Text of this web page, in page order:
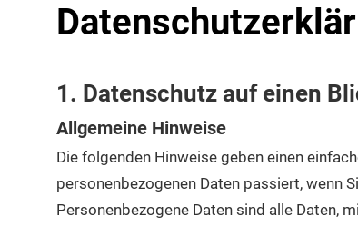
1. Datenschutz auf einen
Allgemeine Hinweise
Die folgenden Hinweise geben einen
personenbezogenen Daten passiert, wenn
Personenbezogene Daten sind alle Daten,